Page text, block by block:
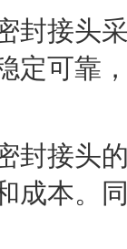
封接头
定可靠
封接头
成本。